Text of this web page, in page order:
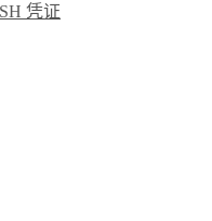
凭证